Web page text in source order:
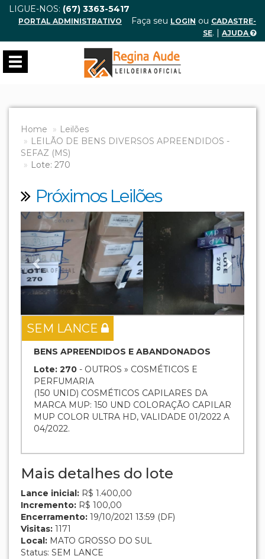
LIGUE-NOS: (67) 3363-5417
PORTAL ADMINISTRATIVO Faça seu LOGIN ou CADASTRE-
SE. | AJUDA
Toggle
navigation
Home
Leilões
LEILÃO DE BENS DIVERSOS APREENDIDOS -
SEFAZ (MS)
Lote: 270
Próximos Leilões
Previous Next
SEM LANCE
BENS APREENDIDOS E ABANDONADOS
Lote: 270 - OUTROS » COSMÉTICOS E
PERFUMARIA
(150 UNID) COSMÉTICOS CAPILARES DA
MARCA MUP: 150 UND COLORAÇÃO CAPILAR
MUP COLOR ULTRA HD, VALIDADE 01/2022 A
04/2022.
Mais detalhes do lote
Lance inicial: R$ 1.400,00
Incremento: R$ 100,00
Encerramento: 19/10/2021 13:59 (DF)
Visitas: 1171
Local: MATO GROSSO DO SUL
Status: SEM LANCE